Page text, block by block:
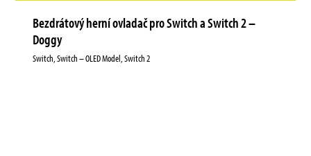
Bezdrátový herní ovladač pro Switch a Switch 2 –
Doggy
Switch, Switch – OLED Model, Switch 2